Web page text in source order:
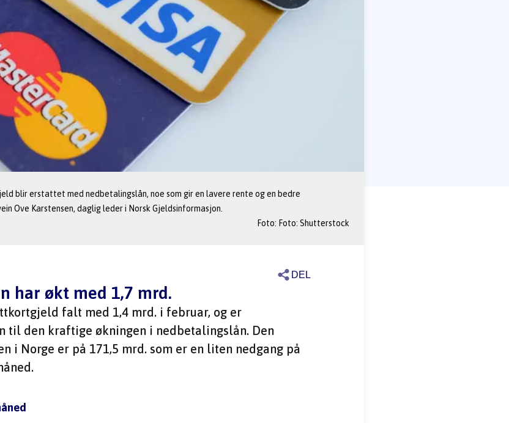
DEL
har økt med 1,7 mrd.
falt med 1,4 mrd. i februar, og er
til den kraftige økningen i nedbetalingslån. Den
i Norge er på 171,5 mrd. som er en liten nedgang på
blir erstattet med nedbetalingslån, noe som gir en lavere rente og en bedre
Ove Karstensen, daglig leder i Norsk Gjeldsinformasjon.
Foto: Foto: Shutterstock